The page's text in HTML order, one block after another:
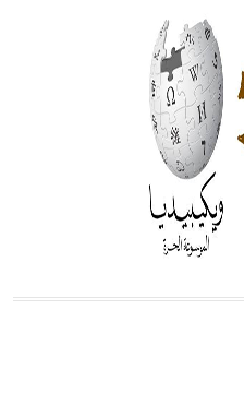
ورسالته في جروح الرأس. ويعود
والفلسفة.
يتكون في البحر ويتركب
أحمر أو شديد الحمرة وهو
ويسمى الش
اللفظ تم اعتمادها مصطلحاً